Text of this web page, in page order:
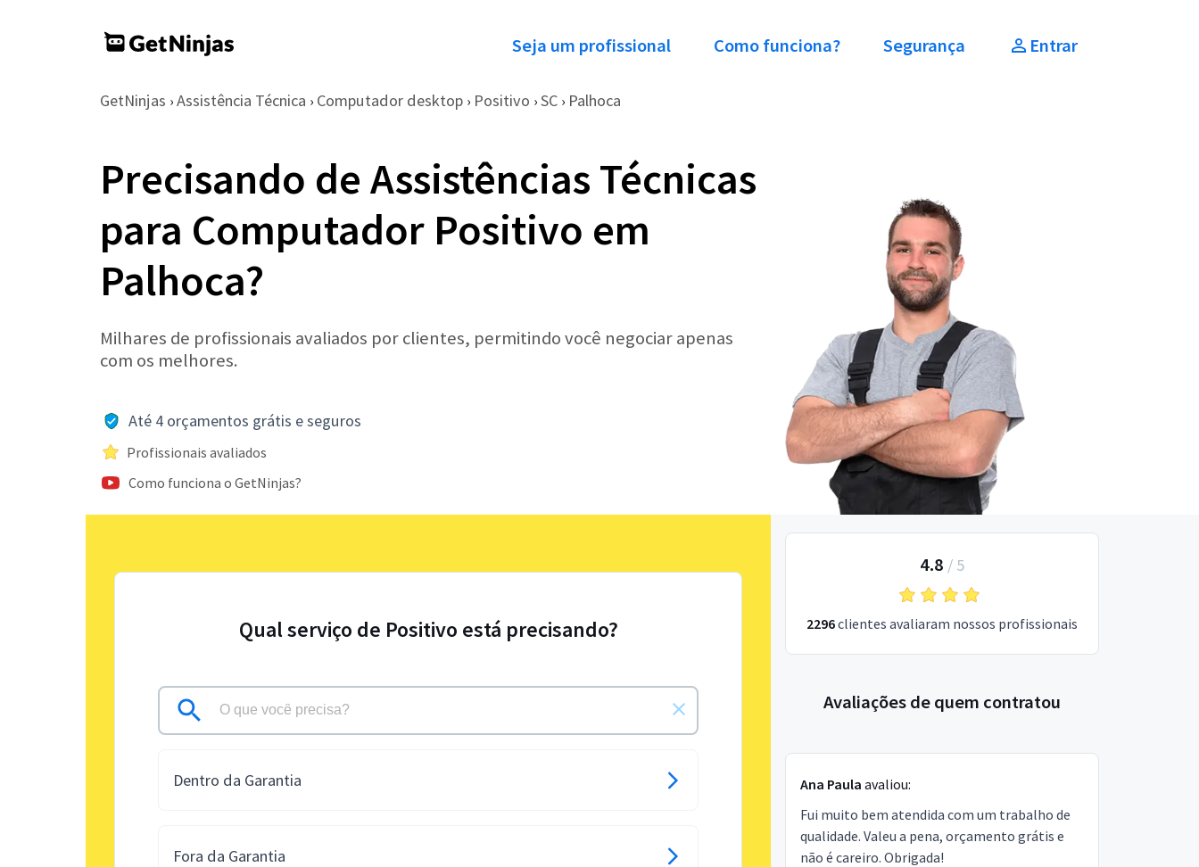
Seja um profissional Como funciona? Segurança Entrar
GetNinjas › Assistência Técnica › Computador desktop › Positivo › SC › Palhoca
Precisando de Assistências Técnicas
para Computador Positivo em
Palhoca?
Milhares de profissionais avaliados por clientes, permitindo você negociar apenas
com os melhores.
Até 4 orçamentos grátis e seguros
Profissionais avaliados
Como funciona o GetNinjas?
Qual serviço de Positivo está precisando?
Dentro da Garantia
Fora da Garantia
4.8 / 5
2296clientes avaliaram nossos profissionais
Avaliações de quem contratou
Ana Paula avaliou:
Fui muito bem atendida com um trabalho de
qualidade. Valeu a pena, orçamento grátis e
não é careiro. Obrigada!